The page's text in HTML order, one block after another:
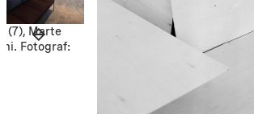
(7), Marte
Fotograf: